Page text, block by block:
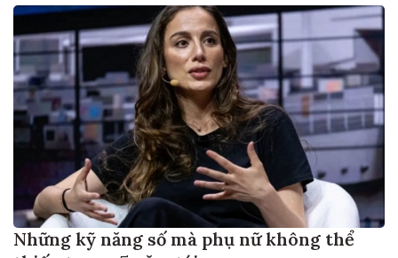
Những kỹ năng số mà phụ nữ không thể